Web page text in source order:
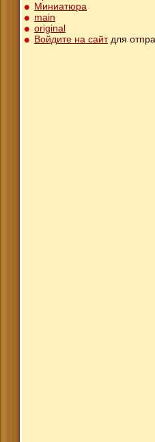
Миниатюра
main
original
Войдите на сайтдля